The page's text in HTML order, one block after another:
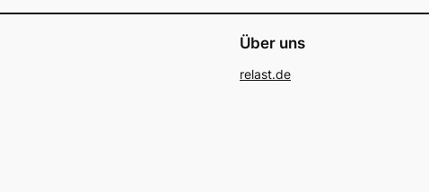
Über uns
relast.de